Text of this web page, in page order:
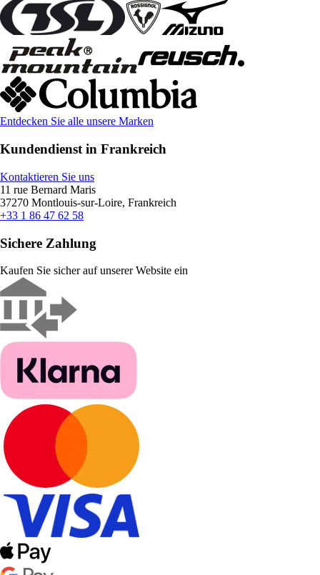
Entdecken Sie alle unsere Marken
Kundendienst in Frankreich
Kontaktieren Sie uns
11 rue Bernard Maris
37270 Montlouis-sur-Loire, Frankreich
+33 1 86 47 62 58
Sichere Zahlung
Kaufen Sie sicher auf unserer Website ein